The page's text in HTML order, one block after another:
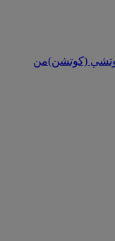
(كوتشن)من